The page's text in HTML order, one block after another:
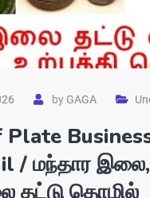
byGAGA
/ மந்தார
தட்டு தொழில்